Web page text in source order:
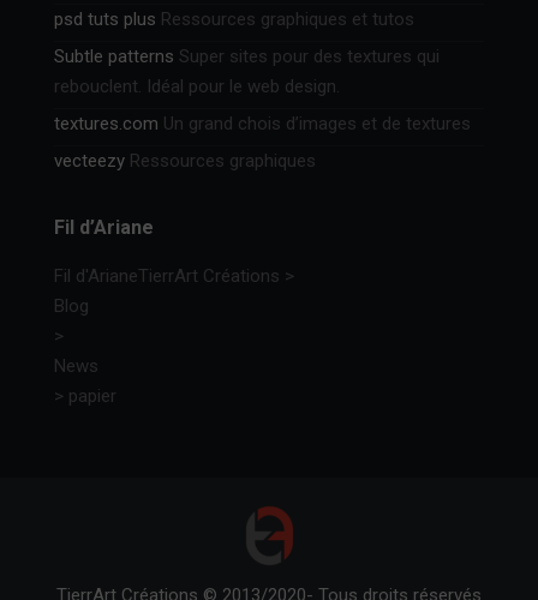
psd tuts plus Ressources graphiques et tutos
Subtle patterns Super sites pour des textures qui
rebouclent. Idéal pour le web design.
textures.com Un grand chois d’images et de textures
vecteezy Ressources graphiques
Fil d’Ariane
Fil d'ArianeTierrArt Créations >
Blog
>
News
> papier
TierrArt Créations © 2013/2020- Tous droits réservés